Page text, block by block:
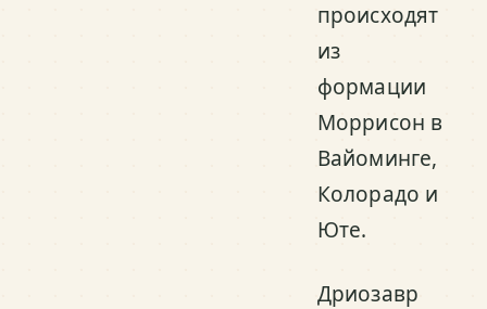
происходят
из
формации
Моррисон в
Вайоминге,
Колорадо и
Юте.
Дриозавр